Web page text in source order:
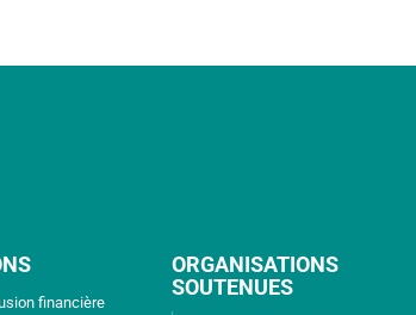
financière
ORGANISATIONS
SOUTENUES